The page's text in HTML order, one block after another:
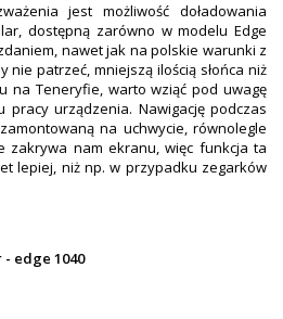
jest możliwość doładowania
dostępną zarówno w modelu Edge
nawet jak na polskie warunki z
patrzeć, mniejszą ilością słońca niż
na Teneryfie, warto wziąć pod uwagę
pracy urządzenia. Nawigację podczas
na uchwycie, równolegle
zakrywa nam ekranu, więc funkcja ta
lepiej, niż np. w przypadku zegarków